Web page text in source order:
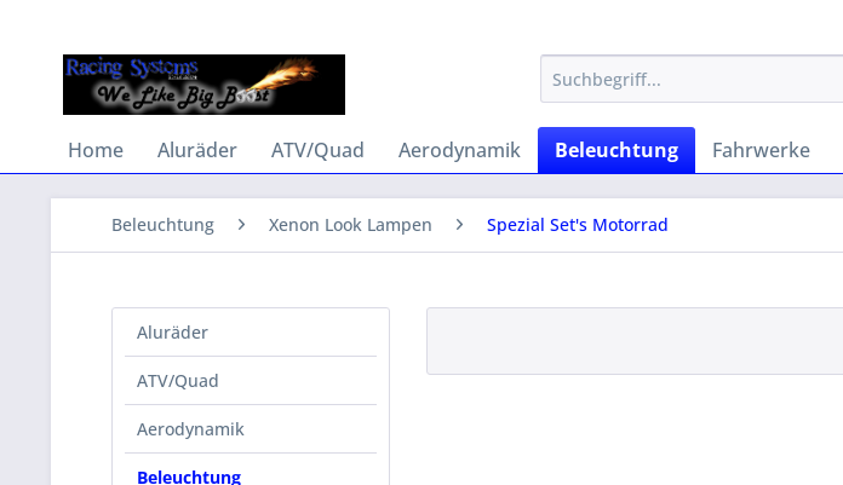
Home Aluräder ATV/Quad Aerodynamik Beleuchtung Fahrwerke
Beleuchtung Xenon Look Lampen Spezial Set's Motorrad
Aluräder
ATV/Quad
Aerodynamik
Beleuchtung